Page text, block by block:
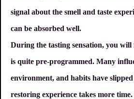
signal about the smell and taste
can be absorbed well.
During the tasting sensation, you
is quite pre-programmed. Many
environment, and habits have
restoring experience takes more